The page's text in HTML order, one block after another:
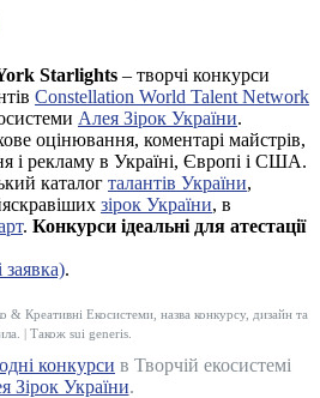
Starlights – творчі конкурси
Constellation World Talent Network
Алея Зірок України.
оцінювання, коментарі майстрів,
і рекламу в Україні, Європі і США.
каталог талантів України,
зірок України, в
. Конкурси ідеальні для атестації
.
Креативні Екосистеми, назва конкурсу, дизайн та
| Також sui generis.
конкурси в Творчій екосистемі
Зірок України.